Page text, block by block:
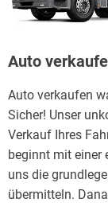
Auto
Auto verkaufen
Sicher! Unser
Verkauf Ihres
beginnt mit einer
uns die
übermitteln.